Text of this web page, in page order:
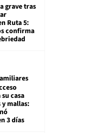
grave tras
Ruta 5:
confirma
casa
mallas:
3 días